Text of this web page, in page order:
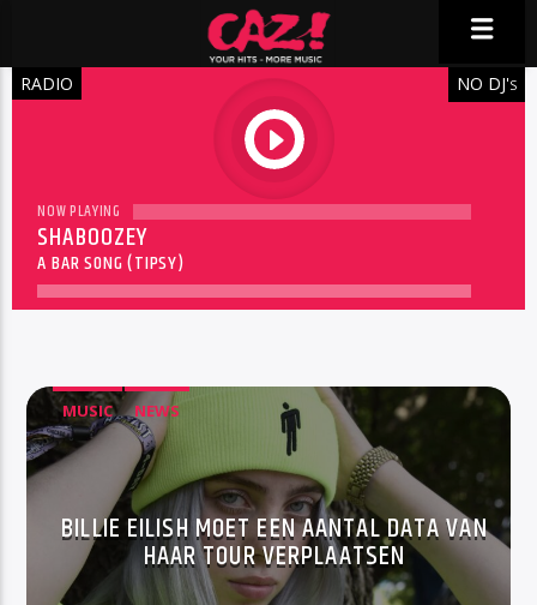
RADIO
play
NO DJ'S
NOW PLAYING
SHABOOZEY
A BAR SONG (TIPSY)
MUSIC NEWS
BILLIE EILISH MOET EEN AANTAL DATA VAN
HAAR TOUR VERPLAATSEN